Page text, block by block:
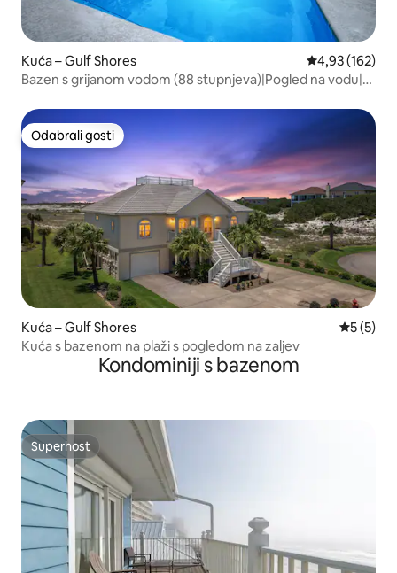
Kuća – Gulf Shores Prosječna
4,93 (162)
Bazen s grijanom vodom (88 stupnjeva)|Pogled na vodu|3
Odabrali gosti
Odabrali gosti
Kuća – Gulf Shores
5 (5)
Kuća s bazenom na plaži s pogledom na zaljev
Kondominiji s bazenom
Superhost
Superhost